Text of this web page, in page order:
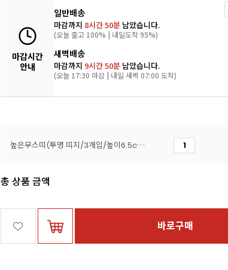
마감시간
안내
일반배송
마감까지 8시간 49분 남았습니다.
(오늘 출고 100% | 내일도착 95%)
새벽배송
마감까지 9시간 49분 남았습니다.
(오늘 17:30 마감 | 내일 새벽 07:00 도착)
높은무스띠(투명 띠지/3개입/높이6.5cm)
총 상품 금액
바로구매